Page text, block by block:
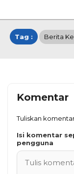
Tag : Berita
Komentar
Tuliskan
Isi komentar
pengguna